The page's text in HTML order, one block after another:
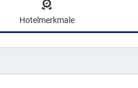
Hotelmerkmale